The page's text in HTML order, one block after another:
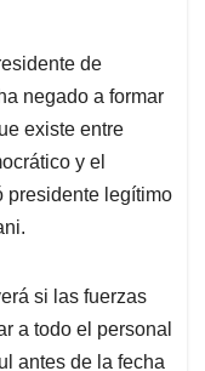
de
negado a formar
existe entre
y el
presidente legítimo
si las fuerzas
a todo el personal
antes de la fecha